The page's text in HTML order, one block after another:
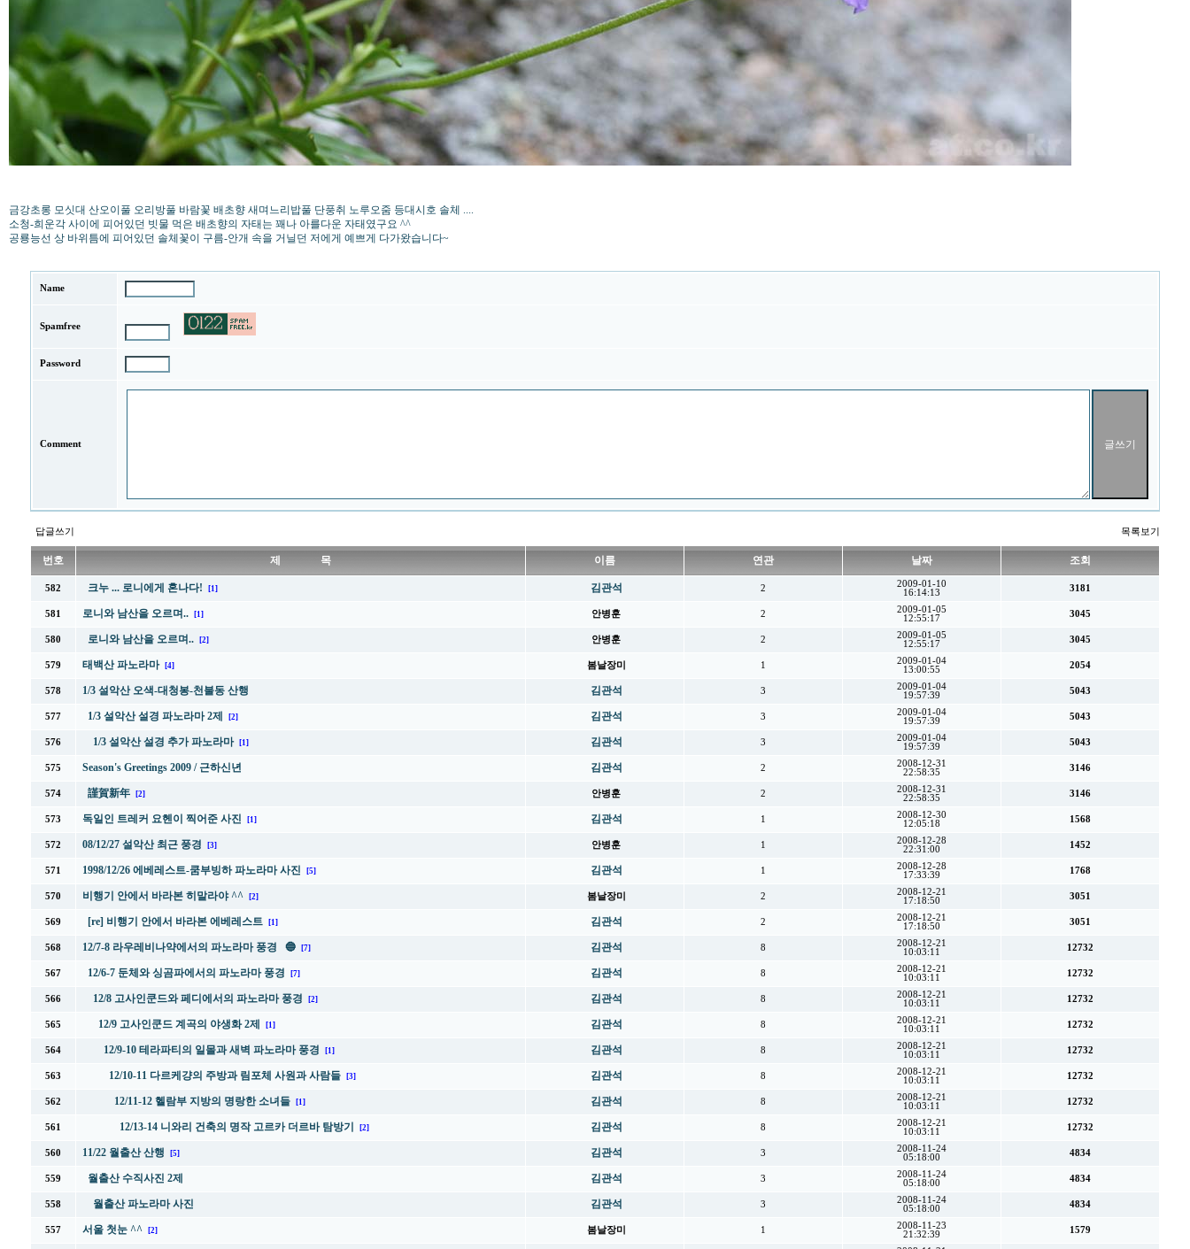
금강초롱 모싯대 산오이풀 오리방풀 바람꽃 배초향 새며느리밥풀 단풍취 노루오줌 등대시호 솔체 ....
소청-희운각 사이에 피어있던 빗물 먹은 배초향의 자태는 꽤나 아를다운 자태였구요 ^^
공룡능선 상 바위틈에 피어있던 솔체꽃이 구름-안개 속을 거닐던 저에게 예쁘게 다가왔습니다~
Name
Spamfree
Password
Comment
답글쓰기 목록보기
번호 제 목 이름 연관 날짜 조회
582 크누 ... 로니에게 혼나다! [1] 김관석 2
2009-01-10
16:14:13
3181
581 로니와 남산을 오르며.. [1] 안병훈 2
2009-01-05
12:55:17
3045
580 로니와 남산을 오르며.. [2] 안병훈 2
2009-01-05
12:55:17
3045
579 태백산 파노라마 [4] 봄날장미 1
2009-01-04
13:00:55
2054
578 1/3 설악산 오색-대청봉-천불동 산행 김관석 3
2009-01-04
19:57:39
5043
577 1/3 설악산 설경 파노라마 2제 [2] 김관석 3
2009-01-04
19:57:39
5043
576 1/3 설악산 설경 추가 파노라마 [1] 김관석 3
2009-01-04
19:57:39
5043
575 Season's Greetings 2009 / 근하신년 김관석 2
2008-12-31
22:58:35
3146
574 謹賀新年 [2] 안병훈 2
2008-12-31
22:58:35
3146
573 독일인 트레커 요헨이 찍어준 사진 [1] 김관석 1
2008-12-30
12:05:18
1568
572 08/12/27 설악산 최근 풍경 [3] 안병훈 1
2008-12-28
22:31:00
1452
571 1998/12/26 에베레스트-쿰부빙하 파노라마 사진 [5] 김관석 1
2008-12-28
17:33:39
1768
570 비행기 안에서 바라본 히말라야 ^^ [2] 봄날장미 2
2008-12-21
17:18:50
3051
569 [re] 비행기 안에서 바라본 에베레스트 [1] 김관석 2
2008-12-21
17:18:50
3051
568 12/7-8 라우레비나약에서의 파노라마 풍경 🔵 [7] 김관석 8
2008-12-21
10:03:11
12732
567 12/6-7 둔체와 싱곰파에서의 파노라마 풍경 [7] 김관석 8
2008-12-21
10:03:11
12732
566 12/8 고사인쿤드와 페디에서의 파노라마 풍경 [2] 김관석 8
2008-12-21
10:03:11
12732
565 12/9 고사인쿤드 계곡의 야생화 2제 [1] 김관석 8
2008-12-21
10:03:11
12732
564 12/9-10 테라파티의 일몰과 새벽 파노라마 풍경 [1] 김관석 8
2008-12-21
10:03:11
12732
563 12/10-11 다르케걍의 주방과 림포체 사원과 사람들 [3] 김관석 8
2008-12-21
10:03:11
12732
562 12/11-12 헬람부 지방의 명랑한 소녀들 [1] 김관석 8
2008-12-21
10:03:11
12732
561 12/13-14 니와리 건축의 명작 고르카 더르바 탐방기 [2] 김관석 8
2008-12-21
10:03:11
12732
560 11/22 월출산 산행 [5] 김관석 3
2008-11-24
05:18:00
4834
559 월출산 수직사진 2제 김관석 3
2008-11-24
05:18:00
4834
558 월출산 파노라마 사진 김관석 3
2008-11-24
05:18:00
4834
557 서울 첫눈 ^^ [2] 봄날장미 1
2008-11-23
21:32:39
1579